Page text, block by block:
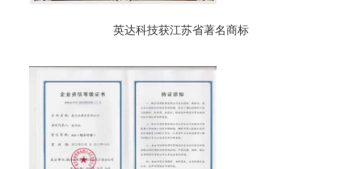
英达科技获江苏省著名商标